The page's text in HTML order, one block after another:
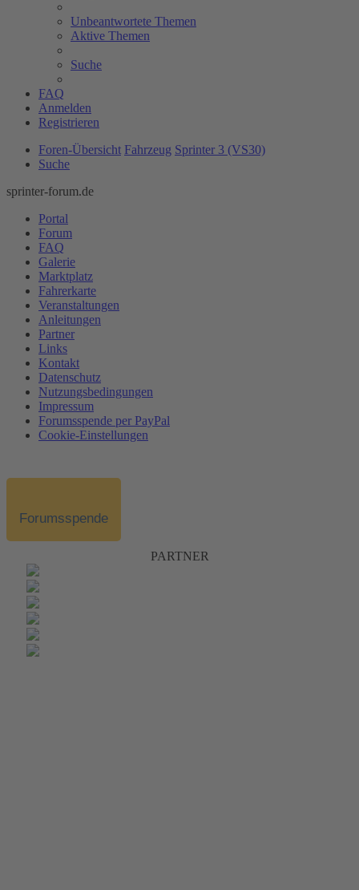
Unbeantwortete Themen
Aktive Themen
Suche
FAQ
Anmelden
Registrieren
Foren-Übersicht Fahrzeug Sprinter 3 (VS30)
Suche
sprinter-forum.de
Portal
Forum
FAQ
Galerie
Marktplatz
Fahrerkarte
Veranstaltungen
Anleitungen
Partner
Links
Kontakt
Datenschutz
Nutzungsbedingungen
Impressum
Forumsspende per PayPal
Cookie-Einstellungen
Forumsspende
PARTNER